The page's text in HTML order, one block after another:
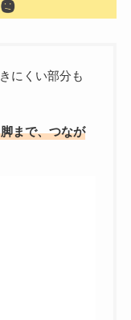
にくい部分も
まで、つなが